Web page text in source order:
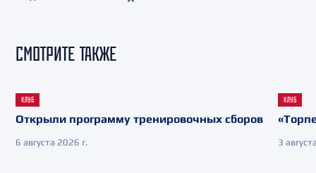
СМОТРИТЕ ТАКЖЕ
КЛУБ
Открыли программу тренировочных сборов
6 августа 2026 г.
КЛУБ
3